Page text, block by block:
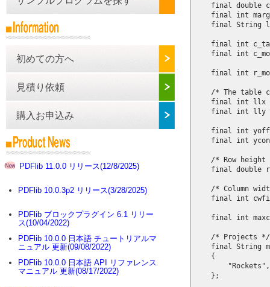
初めての方へ
見積り依頼
購入お申込み
PDFlib 11.0.0 リリース(12/8/2025)
PDFlib 10.0.3p2 リリース(3/28/2025)
PDFlib ブロックプラグイン 6.1 リリー
ス(10/04/2022)
PDFlib 10.0.0 日本語 チュートリアルマ
ニュアル 更新(09/08/2022)
PDFlib 10.0.0 日本語 API リファレンス
マニュアル 更新(08/17/2022)